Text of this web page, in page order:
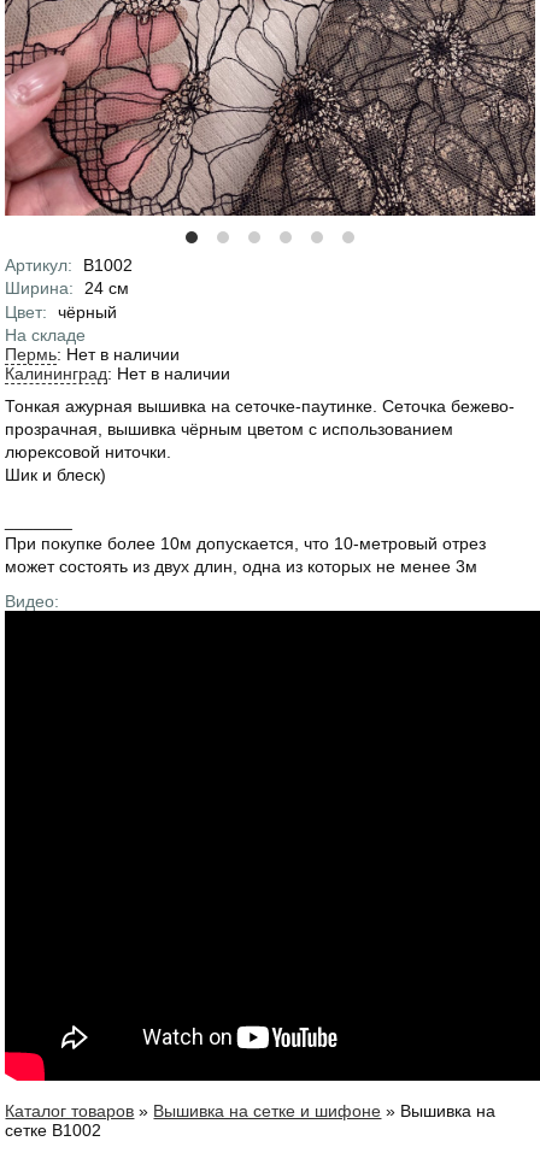
Артикул:
В1002
Характеристики
Ширина: 24 см
Цвет:
чёрный
На складе
Пермь: Нет в наличии
Калининград: Нет в наличии
Тонкая ажурная вышивка на сеточке-паутинке. Сеточка бежево-
прозрачная, вышивка чёрным цветом с использованием
люрексовой ниточки.
Шик и блеск)
При покупке более 10м допускается, что 10-метровый отрез
может состоять из двух длин, одна из которых не менее 3м
Видео:
Вы здесь
Каталог товаров » Вышивка на сетке и шифоне » Вышивка на
сетке В1002